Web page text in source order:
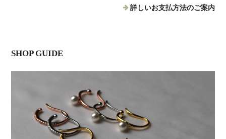
詳しいお支払方法のご案内
SHOP GUIDE